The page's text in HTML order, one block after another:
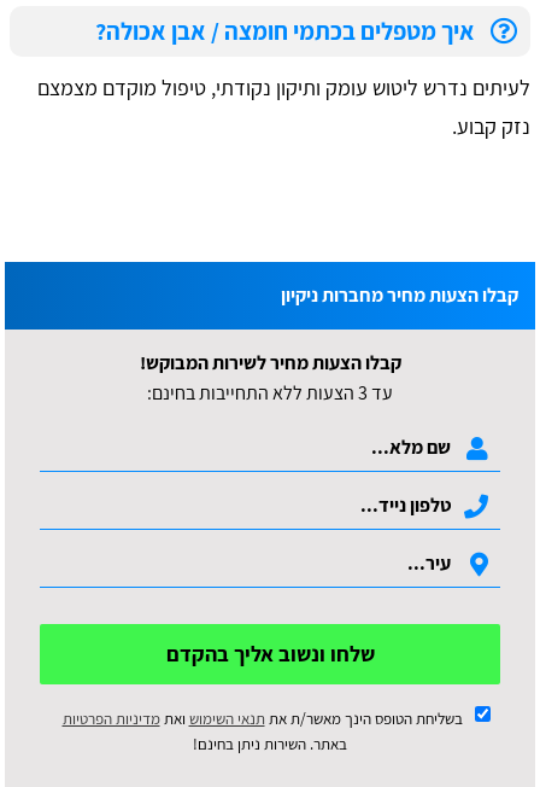
איך מטפלים בכתמי חומצה / אבן אכולה?
לעיתים נדרש ליטוש עומק ותיקון נקודתי, טיפול מוקדם מצמצם
נזק קבוע.
קבלו הצעות מחיר מחברות ניקיון
קבלו הצעות מחיר לשירות המבוקש!
עד 3 הצעות ללא התחייבות בחינם:
שלחו ונשוב אליך בהקדם
בשליחת הטופס הינך מאשר/ת את תנאי השימוש ואתמדיניות הפרטיות
באתר. השירות ניתן בחינם!